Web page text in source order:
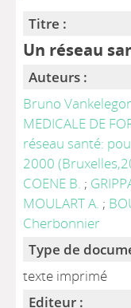
Titre :
Un réseau
Auteurs :
Bruno
MEDICALE DE
réseau santé:
2000
COENE B. ;
MOULART A. ;
Cherbonnier
Type de
texte imprimé
Editeur :